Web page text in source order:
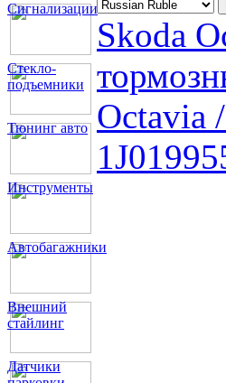
Сигнализации
Стекло-
подъемники
Тюнинг авто
Инструменты
Автобагажники
Внешний
стайлинг
Датчики
Skoda
Octavia